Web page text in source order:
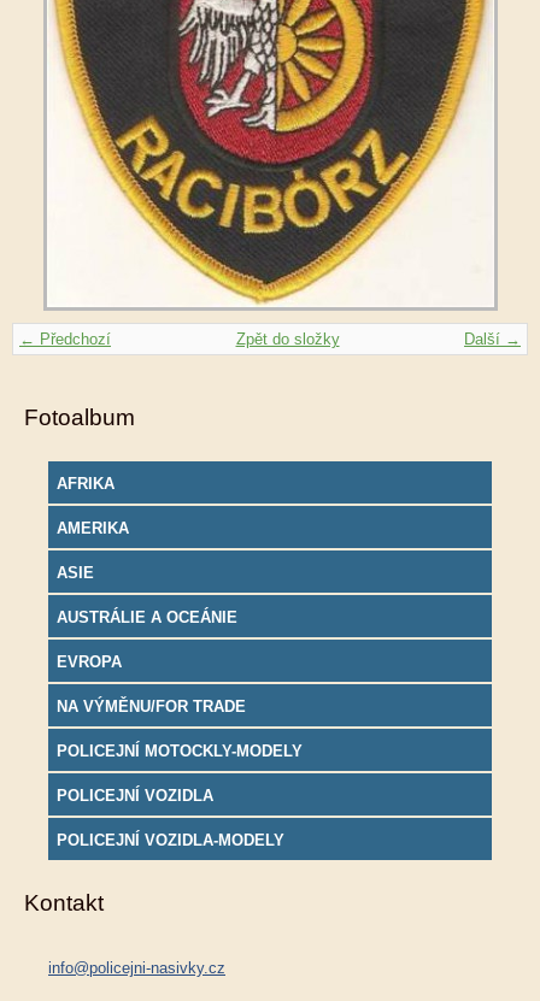
← Předchozí Další →
Zpět do složky
Fotoalbum
AFRIKA
AMERIKA
ASIE
AUSTRÁLIE A OCEÁNIE
EVROPA
NA VÝMĚNU/FOR TRADE
POLICEJNÍ MOTOCKLY-MODELY
POLICEJNÍ VOZIDLA
POLICEJNÍ VOZIDLA-MODELY
Kontakt
info@policejni-nasivky.cz